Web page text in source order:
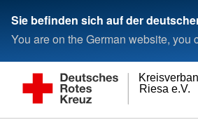
Sie befinden sich auf der
You are on the German website,
Riesa e.V.